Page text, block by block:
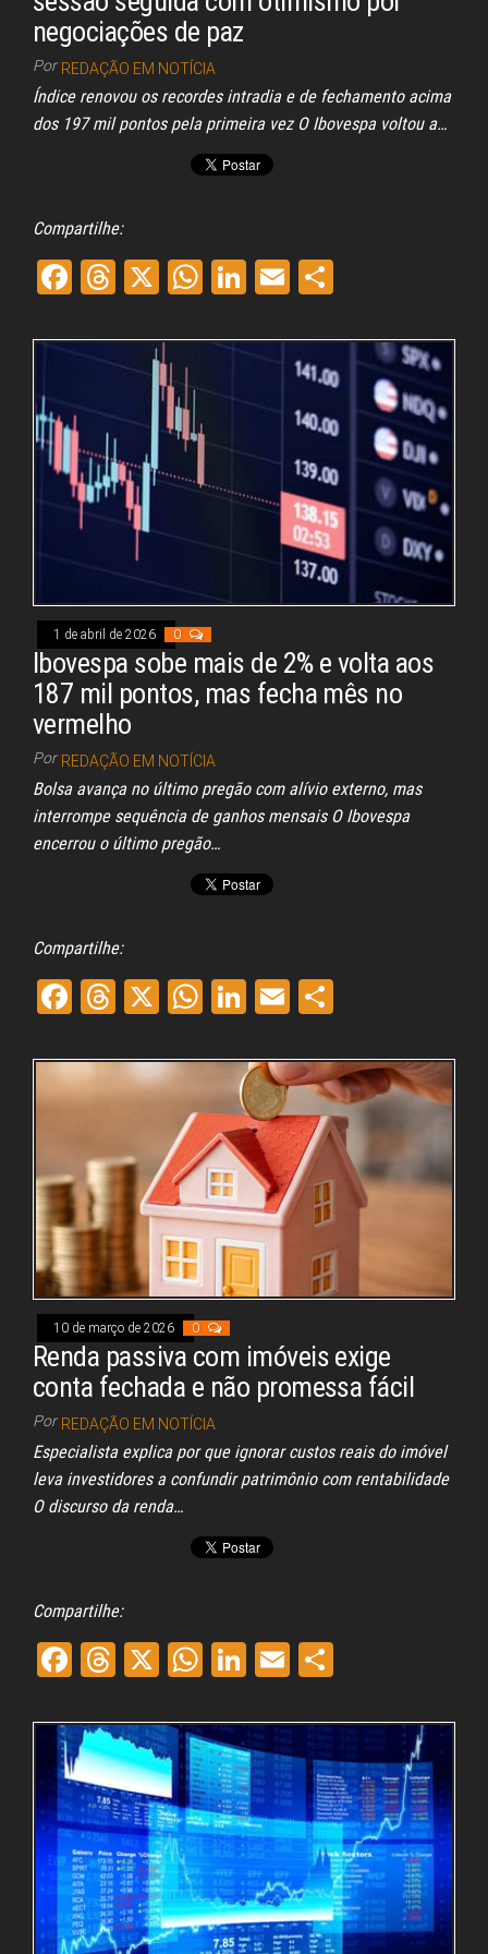
negociações de paz
Por REDAÇÃO EM NOTÍCIA
Índice renovou os recordes intradia e de fechamento acima
dos 197 mil pontos pela primeira vez O Ibovespa voltou a…
Compartilhe:
Fa
bo
Th
ad
s
X
W
ts
A
Li
ed
E
ail e
1 de abril de 2026 0
Ibovespa sobe mais de 2% e volta aos
187 mil pontos, mas fecha mês no
vermelho
Por REDAÇÃO EM NOTÍCIA
Bolsa avança no último pregão com alívio externo, mas
interrompe sequência de ganhos mensais O Ibovespa
encerrou o último pregão…
Compartilhe:
Fa
bo
ok
Th
ad
s
X
W
ts
A
pp
Li
ed
In
E
ail e
10 de março de 2026 0
Renda passiva com imóveis exige
conta fechada e não promessa fácil
Por REDAÇÃO EM NOTÍCIA
Especialista explica por que ignorar custos reais do imóvel
leva investidores a confundir patrimônio com rentabilidade
O discurso da renda…
Compartilhe:
Fa
bo
ok
Th
ad
s
X
W
ts
A
pp
Li
ed
In
E
ail e